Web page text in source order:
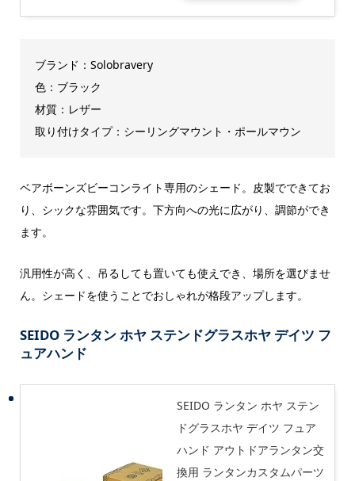
ブランド：Solobravery
色：ブラック
材質：レザー
取り付けタイプ：シーリングマウント・ポールマウン
ベアボーンズビーコンライト専用のシェード。皮製でできてお
り、シックな雰囲気です。下方向への光に広がり、調節ができ
ます。
汎用性が高く、吊るしても置いても使えでき、場所を選びませ
ん。シェードを使うことでおしゃれが格段アップします。
SEIDO ランタン ホヤ ステンドグラスホヤ デイツ フ
ュアハンド
SEIDO ランタン ホヤ ステン
ドグラスホヤ デイツ フュア
ハンド アウトドアランタン交
換用 ランタンカスタムパーツ